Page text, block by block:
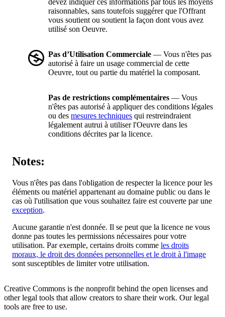
devez indiquer ces informations par tous les moyens
raisonnables, sans toutefois suggérer que l'Offrant
vous soutient ou soutient la façon dont vous avez
utilisé son Oeuvre.
Pas d’Utilisation Commerciale — Vous n'êtes pas
autorisé à faire un usage commercial de cette
Oeuvre, tout ou partie du matériel la composant.
Pas de restrictions complémentaires — Vous
n'êtes pas autorisé à appliquer des conditions légales
ou des mesures techniques qui restreindraient
légalement autrui à utiliser l'Oeuvre dans les
conditions décrites par la licence.
Notes:
Vous n'êtes pas dans l'obligation de respecter la licence pour les
éléments ou matériel appartenant au domaine public ou dans le
cas où l'utilisation que vous souhaitez faire est couverte par une
exception.
Aucune garantie n'est donnée. Il se peut que la licence ne vous
donne pas toutes les permissions nécessaires pour votre
utilisation. Par exemple, certains droits comme les droits
moraux, le droit des données personnelles et le droit à l'image
sont susceptibles de limiter votre utilisation.
Creative Commons is the nonprofit behind the open licenses and
other legal tools that allow creators to share their work. Our legal
tools are free to use.